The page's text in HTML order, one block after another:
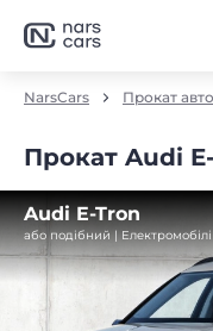
NarsCars Прокат
Прокат Audi
Audi E-Tron
або подібний | Електромобілі